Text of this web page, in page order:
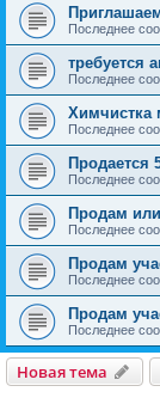
Последнее
требуется
Последнее
Химчистка
Последнее
Продается
Последнее
Продам
Последнее
Продам
Последнее
Продам
Последнее
Новая тема